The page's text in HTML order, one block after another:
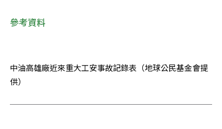
參考資料
中油高雄廠近來重大工安事故記錄表（地球公民基金會提
供）